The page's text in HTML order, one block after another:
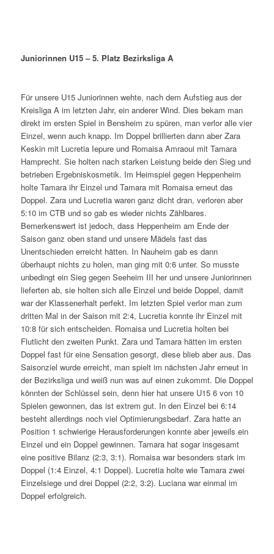
Juniorinnen U15 – 5. Platz Bezirksliga A
Für unsere U15 Juniorinnen wehte, nach dem Aufstieg aus der
Kreisliga A im letzten Jahr, ein anderer Wind. Dies bekam man
direkt im ersten Spiel in Bensheim zu spüren, man verlor alle vier
Einzel, wenn auch knapp. Im Doppel brillierten dann aber Zara
Keskin mit Lucretia Iepure und Romaisa Amraoui mit Tamara
Hamprecht. Sie holten nach starken Leistung beide den Sieg und
betrieben Ergebniskosmetik. Im Heimspiel gegen Heppenheim
holte Tamara ihr Einzel und Tamara mit Romaisa erneut das
Doppel. Zara und Lucretia waren ganz dicht dran, verloren aber
5:10 im CTB und so gab es wieder nichts Zählbares.
Bemerkenswert ist jedoch, dass Heppenheim am Ende der
Saison ganz oben stand und unsere Mädels fast das
Unentschieden erreicht hätten. In Nauheim gab es dann
überhaupt nichts zu holen, man ging mit 0:6 unter. So musste
unbedingt ein Sieg gegen Seeheim III her und unsere Juniorinnen
lieferten ab, sie holten sich alle Einzel und beide Doppel, damit
war der Klassenerhalt perfekt. Im letzten Spiel verlor man zum
dritten Mal in der Saison mit 2:4, Lucretia konnte ihr Einzel mit
10:8 für sich entscheiden. Romaisa und Lucretia holten bei
Flutlicht den zweiten Punkt. Zara und Tamara hätten im ersten
Doppel fast für eine Sensation gesorgt, diese blieb aber aus. Das
Saisonziel wurde erreicht, man spielt im nächsten Jahr erneut in
der Bezirksliga und weiß nun was auf einen zukommt. Die Doppel
könnten der Schlüssel sein, denn hier hat unsere U15 6 von 10
Spielen gewonnen, das ist extrem gut. In den Einzel bei 6:14
besteht allerdings noch viel Optimierungsbedarf. Zara hatte an
Position 1 schwierige Herausforderungen konnte aber jeweils ein
Einzel und ein Doppel gewinnen. Tamara hat sogar insgesamt
eine positive Bilanz (2:3, 3:1). Romaisa war besonders stark im
Doppel (1:4 Einzel, 4:1 Doppel). Lucretia holte wie Tamara zwei
Einzelsiege und drei Doppel (2:2, 3:2). Luciana war einmal im
Doppel erfolgreich.